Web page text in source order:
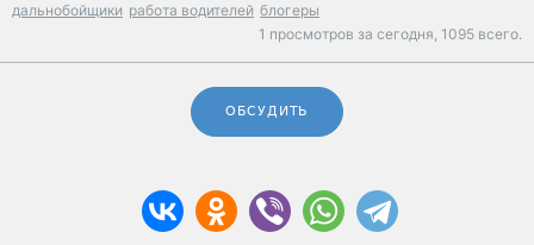
дальнобойщики работа водителей блогеры
1 просмотров за сегодня, 1095 всего.
ОБСУДИТЬ